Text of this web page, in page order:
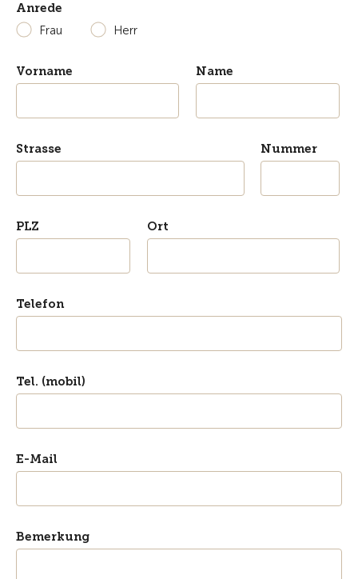
Anrede
Frau
Herr
Vorname Name
Strasse Nummer
PLZ Ort
Telefon
Tel. (mobil)
E-Mail
Bemerkung